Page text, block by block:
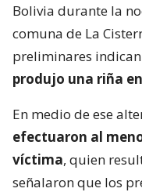
Bolivia durante la
comuna de La
preliminares
produjo una riña
En medio de ese
efectuaron al
víctima, quien
señalaron que los